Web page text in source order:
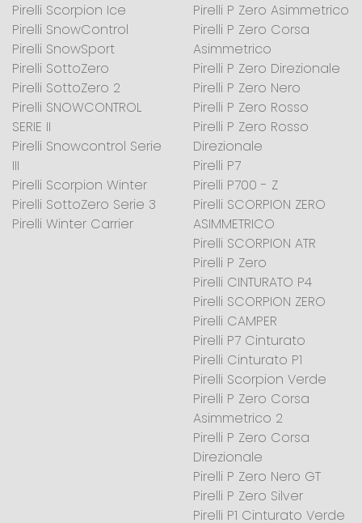
Pirelli Scorpion Ice
Pirelli SnowControl
Pirelli SnowSport
Pirelli SottoZero
Pirelli SottoZero 2
Pirelli SNOWCONTROL
SERIE II
Pirelli Snowcontrol Serie
III
Pirelli Scorpion Winter
Pirelli SottoZero Serie 3
Pirelli Winter Carrier
Pirelli P Zero Asimmetrico
Pirelli P Zero Corsa
Asimmetrico
Pirelli P Zero Direzionale
Pirelli P Zero Nero
Pirelli P Zero Rosso
Pirelli P Zero Rosso
Direzionale
Pirelli P7
Pirelli P700 - Z
Pirelli SCORPION ZERO
ASIMMETRICO
Pirelli SCORPION ATR
Pirelli P Zero
Pirelli CINTURATO P4
Pirelli SCORPION ZERO
Pirelli CAMPER
Pirelli P7 Cinturato
Pirelli Cinturato P1
Pirelli Scorpion Verde
Pirelli P Zero Corsa
Asimmetrico 2
Pirelli P Zero Corsa
Direzionale
Pirelli P Zero Nero GT
Pirelli P Zero Silver
Pirelli P1 Cinturato Verde